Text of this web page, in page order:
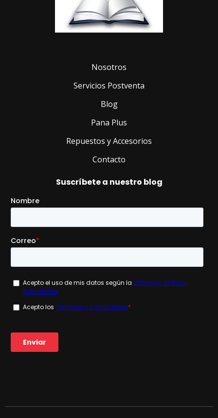
Nosotros
Servicios Postventa
Blog
Pana Plus
Repuestos y Accesorios
Contacto
Suscríbete a nuestro blog